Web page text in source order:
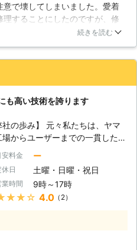
の程度によっては、修理するより
替えた方が安く済むことも多々あ
す。しかし、長く使用された家具
自然と愛着や思い出が込められて
、それらはお金に替えられる物で
に貢献するために存在するので
買い替えてしまうその前に、是非
ちにご相談ください。 【専門会
らではの技術力】 最も気になる
、「本当に修理できるのかどう
ではないでしょうか。基本的に
家具の修理はそのメーカーや自社
り扱っている商品のみを対象に行
ています。しかし当社では、国内
で壊してしまいました。愛着
することにしたのですが、修
箇所がどこかわからないくらい
用もリーズナブルだったの
くなったらこの業者さんに修
続きを読む
も高い技術を誇ります
社の歩み】 元々私たちは、ヤマ
場からユーザーまでの一貫したサ
トを行う技術者たちが集まってで
ユニークな会社です。そのため、
のうちはピアノやエレクトーンと
た楽器を取り扱う会社でした。
の業務の中で技術を磨いていき、
安料金 ー
休日 土曜・日曜・祝日
業時間 9時～17時
4.0（2）